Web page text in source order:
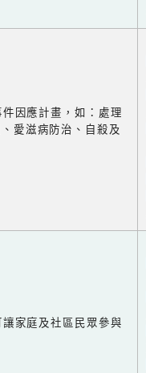
因應計畫，如：處理
愛滋病防治、自殺及
家庭及社區民眾參與